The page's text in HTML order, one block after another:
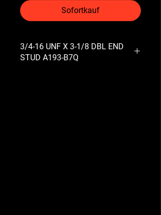
Sofortkauf
3/4-16 UNF X 3-1/8 DBL END
STUD A193-B7Q